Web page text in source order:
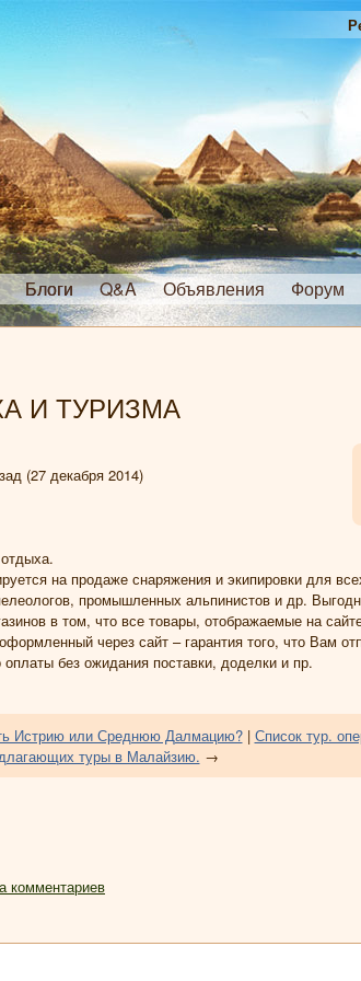
Блоги Q&A Объявления Форум
И ТУРИЗМА
(27 декабря 2014)
на продаже снаряжения и экипировки для
промышленных альпинистов и др.
в том, что все товары, отображаемые на
через сайт – гарантия того, что Вам
без ожидания поставки, доделки и пр.
Истрию или Среднюю Далмацию?| Список тур.
туры в Малайзию. →
комментариев